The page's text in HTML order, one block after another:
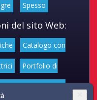
Spesso
del sito Web:
Catalogo con
Portfolio di